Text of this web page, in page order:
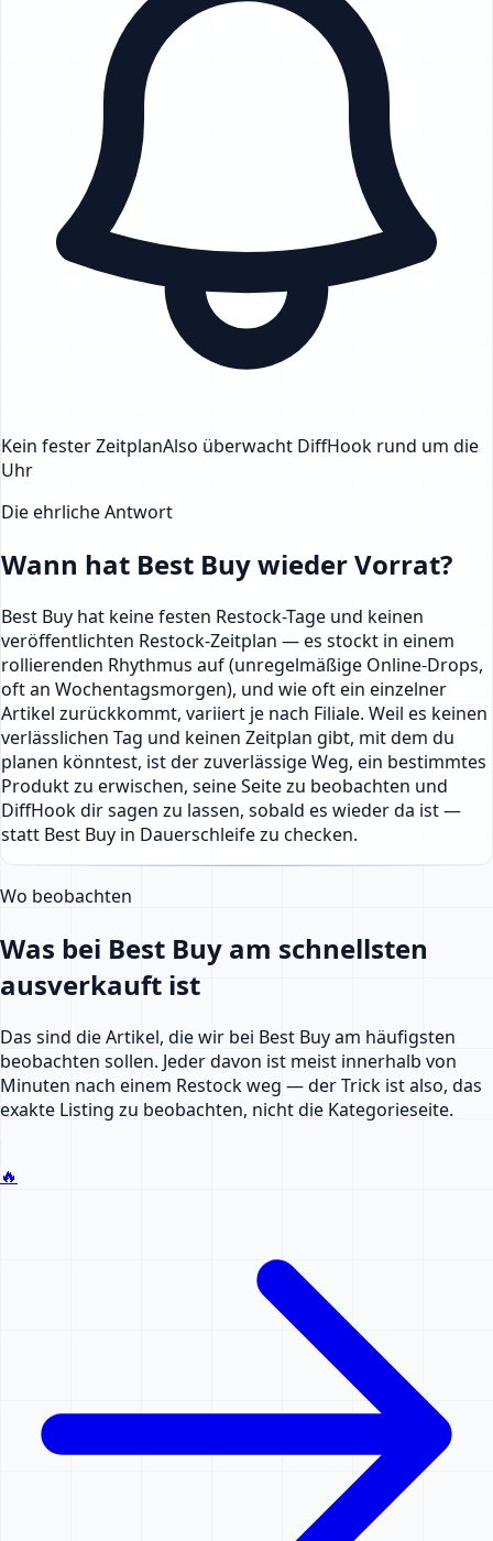
Kein fester ZeitplanAlso überwacht DiffHook rund um die
Uhr
Die ehrliche Antwort
Wann hat Best Buy wieder Vorrat?
Best Buy hat keine festen Restock-Tage und keinen
veröffentlichten Restock-Zeitplan — es stockt in einem
rollierenden Rhythmus auf (unregelmäßige Online-Drops,
oft an Wochentagsmorgen), und wie oft ein einzelner
Artikel zurückkommt, variiert je nach Filiale. Weil es keinen
verlässlichen Tag und keinen Zeitplan gibt, mit dem du
planen könntest, ist der zuverlässige Weg, ein bestimmtes
Produkt zu erwischen, seine Seite zu beobachten und
DiffHook dir sagen zu lassen, sobald es wieder da ist —
statt Best Buy in Dauerschleife zu checken.
Wo beobachten
Was bei Best Buy am schnellsten
ausverkauft ist
Das sind die Artikel, die wir bei Best Buy am häufigsten
beobachten sollen. Jeder davon ist meist innerhalb von
Minuten nach einem Restock weg — der Trick ist also, das
exakte Listing zu beobachten, nicht die Kategorieseite.
🔥